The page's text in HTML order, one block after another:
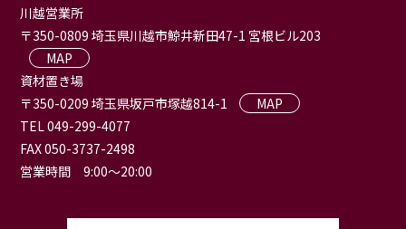
川越営業所
〒350-0809 埼玉県川越市鯨井新田47-1 宮根ビル203
MAP
資材置き場
〒350-0209 埼玉県坂戸市塚越814-1
MAP
TEL 049-299-4077
FAX 050-3737-2498
営業時間 9:00〜20:00